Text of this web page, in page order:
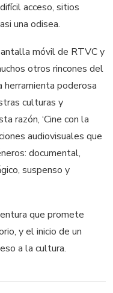
acceso, sitios
una odisea.
móvil de RTVC y
otros rincones del
herramienta poderosa
culturas y
razón, ‘Cine con la
audiovisuales que
documental,
suspenso y
que promete
y el inicio de un
a la cultura.